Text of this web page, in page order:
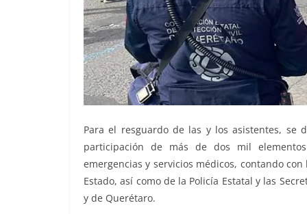
Para el resguardo de las y los asistentes, se
participación de más de dos mil
emergencias y servicios médicos, contando
Estado, así como de la Policía Estatal y las
y de Querétaro.